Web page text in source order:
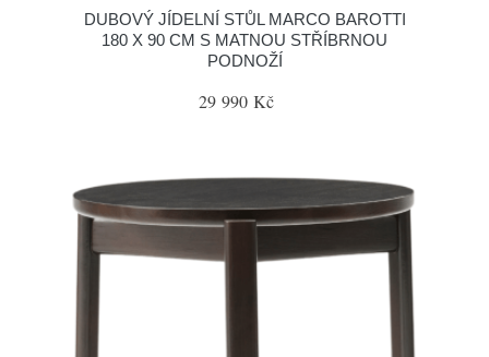
DUBOVÝ JÍDELNÍ STŮL MARCO BAROTTI
180 X 90 CM S MATNOU STŘÍBRNOU
PODNOŽÍ
29 990 Kč